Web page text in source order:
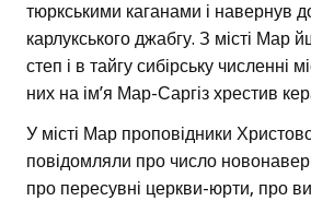
тюркськими каганами і навернув
карлукського джабгу. З місті Мар
степ і в тайгу сибірську численні
них на ім’я Мар-Саргіз хрестив
У місті Мар проповідники
повідомляли про число
про пересувні церкви-юрти, про